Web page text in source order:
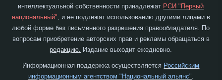
интеллектуальной собственности принадлежат РСИ "Первый
национальный", и не подлежат использованию другими лицами в
любой форме без письменного разрешения правообладателя. По
вопросам приобретение авторских прав и рекламы обращаться в
редакцию. Издание выходит ежедневно.
Информационная поддержка осуществляется Российским
информационным агентством "Национальный альянс"